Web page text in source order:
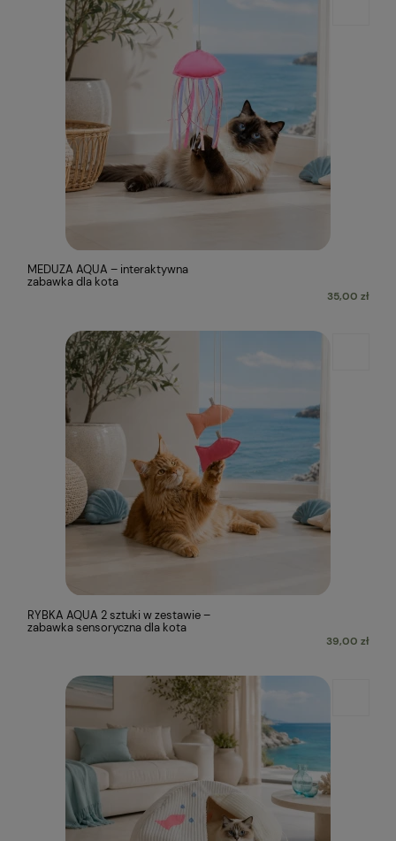
MEDUZA AQUA – interaktywna
zabawka dla kota
35,00 zł
RYBKA AQUA 2 sztuki w zestawie –
zabawka sensoryczna dla kota
39,00 zł